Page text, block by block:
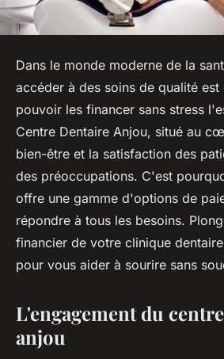
Dans le monde moderne de la
accéder à des soins de qualité est
pouvoir les financer sans stress
Centre Dentaire Anjou, situé au
bien-être et la satisfaction des
des préoccupations. C'est
offre une gamme d'options de
répondre à tous les besoins.
financier de votre clinique
pour vous aider à sourire sans
L'engagement du
anjou